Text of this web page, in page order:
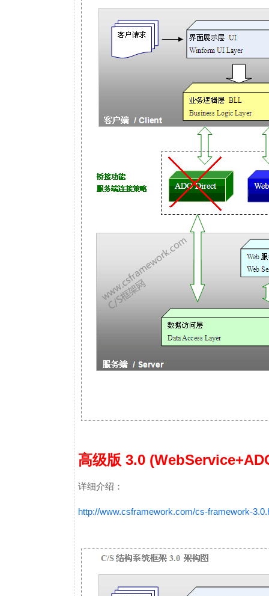
高级版 3.0
详细介绍：
http://www.csframework.com/cs-framework-